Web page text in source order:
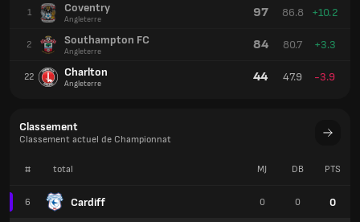
1 Coventry
Angleterre 97 86.8 +10.2
2 Southampton FC
Angleterre 84 80.7 +3.3
22 Charlton
Angleterre 44 47.9 -3.9
Classement
Classement actuel de Championnat
# total
6 Cardiff
MJ DB PTS
0 0 0